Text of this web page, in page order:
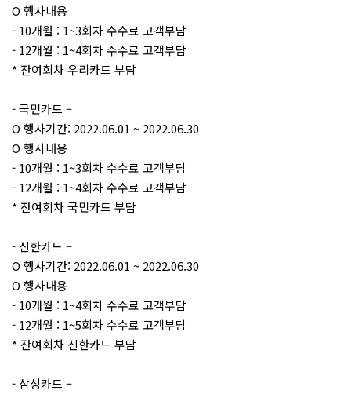
O 행사내용
- 10개월 : 1~3회차 수수료 고객부담
- 12개월 : 1~4회차 수수료 고객부담
* 잔여회차 우리카드 부담
- 국민카드 –
O 행사기간: 2022.06.01 ~ 2022.06.30
O 행사내용
- 10개월 : 1~3회차 수수료 고객부담
- 12개월 : 1~4회차 수수료 고객부담
* 잔여회차 국민카드 부담
- 신한카드 –
O 행사기간: 2022.06.01 ~ 2022.06.30
O 행사내용
- 10개월 : 1~4회차 수수료 고객부담
- 12개월 : 1~5회차 수수료 고객부담
* 잔여회차 신한카드 부담
- 삼성카드 –